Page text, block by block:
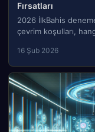
Fırsatları
2026 İlkBahis
çevrim koşulları,
16 Şub 2026